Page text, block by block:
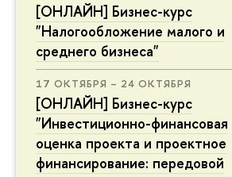
[ОНЛАЙН] Бизнес-курс
"Налогообложение малого и
среднего бизнеса"
17 ОКТЯБРЯ – 24 ОКТЯБРЯ
[ОНЛАЙН] Бизнес-курс
"Инвестиционно-финансовая
оценка проекта и проектное
финансирование: передовой